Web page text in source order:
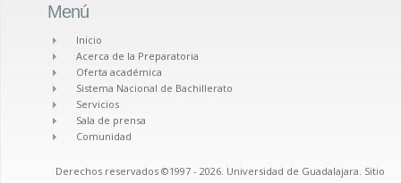
Menú
Inicio
Acerca de la Preparatoria
Oferta académica
Sistema Nacional de Bachillerato
Servicios
Sala de prensa
Comunidad
Derechos reservados ©1997 - 2026. Universidad de Guadalajara. Sitio